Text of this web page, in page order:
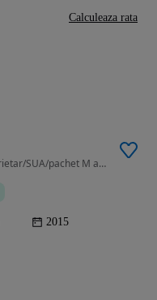
1997 cm3 • 184 CP • Nu sunt primul proprietar/SUA/pachet M aftermarket/evacuare schimbata
2015
Calculeaza rata